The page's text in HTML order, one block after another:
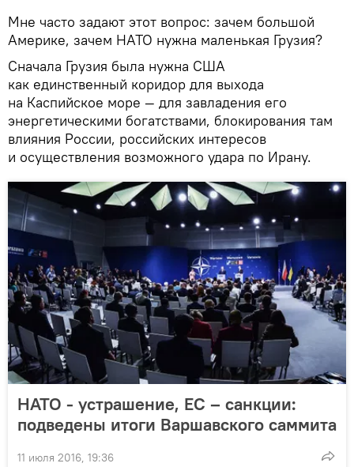
Мне часто задают этот вопрос: зачем большой
Америке, зачем НАТО нужна маленькая Грузия?
Сначала Грузия была нужна США
как единственный коридор для выхода
на Каспийское море — для завладения его
энергетическими богатствами, блокирования там
влияния России, российских интересов
и осуществления возможного удара по Ирану.
НАТО - устрашение, ЕС – санкции:
подведены итоги Варшавского саммита
11 июля 2016, 19:36